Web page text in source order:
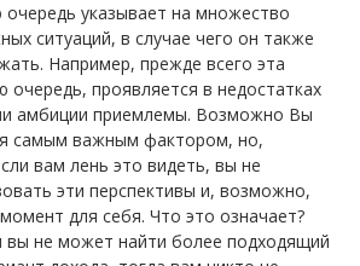
указывает на множество
ситуаций, в случае чего он также
Например, прежде всего эта
очередь, проявляется в недостатках
амбиции приемлемы. Возможно Вы
самым важным фактором, но,
вам лень это видеть, вы не
эти перспективы и, возможно,
для себя. Что это означает?
вы не может найти более подходящий